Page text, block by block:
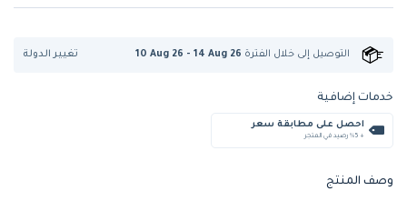
التوصيل إلى خلال الفترة 10 Aug 26 - 14 Aug 26 تغيير الدولة
خدمات إضافية
احصل على مطابقة سعر
+ %5 رصيد في المتجر
وصف المنتج